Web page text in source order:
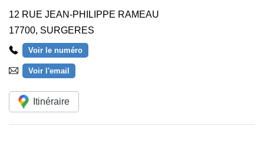
12 RUE JEAN-PHILIPPE RAMEAU
17700, SURGERES
Voir le numéro
Voir l'email
Itinéraire